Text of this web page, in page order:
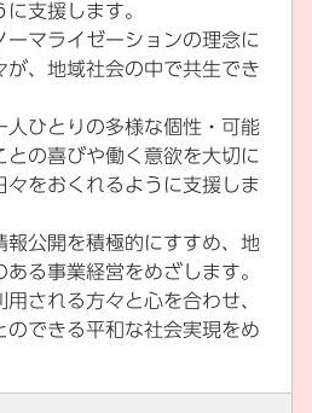
支援します。
ーマライゼーションの理念に
が、地域社会の中で共生でき
人ひとりの多様な個性・可能
との喜びや働く意欲を大切に
々をおくれるように支援しま
報公開を積極的にすすめ、地
る事業経営をめざします。
用される方々と心を合わせ、
のできる平和な社会実現をめ